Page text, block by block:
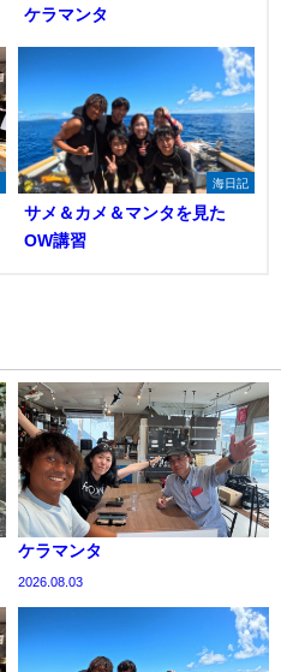
ケラマンタ
海日記
サメ＆カメ＆マンタを見た
OW講習
ケラマンタ
2026.08.03